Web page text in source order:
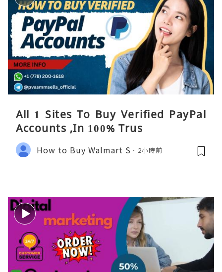
All 1 Sites To Buy Verified PayPal
Accounts ,In 100% Trus
How to Buy Walmart S 2小時前